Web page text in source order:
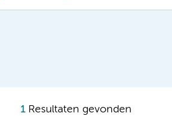
1Resultaten gevonden